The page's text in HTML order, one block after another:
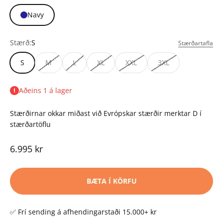
Navy
Stærð:S Stærðartafla
S M L XL XXL 3XL
Aðeins 1 á lager
Stærðirnar okkar miðast við Evrópskar stærðir merktar D í
stærðartöflu
Tilboðsverð
6.995 kr
BÆTA Í KÖRFU
✅ Frí sending á afhendingarstaði 15.000+ kr